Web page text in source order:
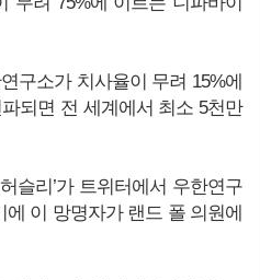
구소가 치사율이 무려 15%에
되면 전 세계에서 최소 5천만
슬리’가 트위터에서 우한연구
이 망명자가 랜드 폴 의원에